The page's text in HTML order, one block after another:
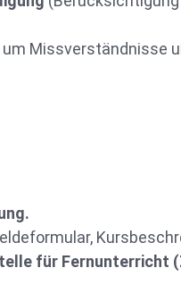
um Missverständnisse
für Fernunterricht